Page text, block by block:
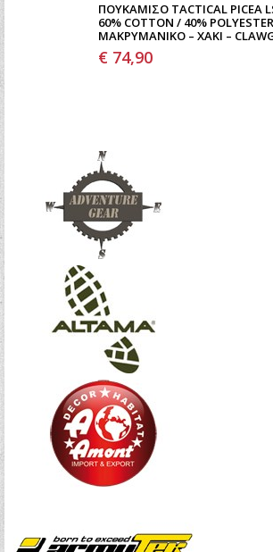
ΠΟΥΚΆΜΙΣΟ TACTICAL PICEA
60% COTTON / 40%
ΜΑΚΡΥΜΆΝΙΚΟ – ΧΑΚΊ –
€ 74,90